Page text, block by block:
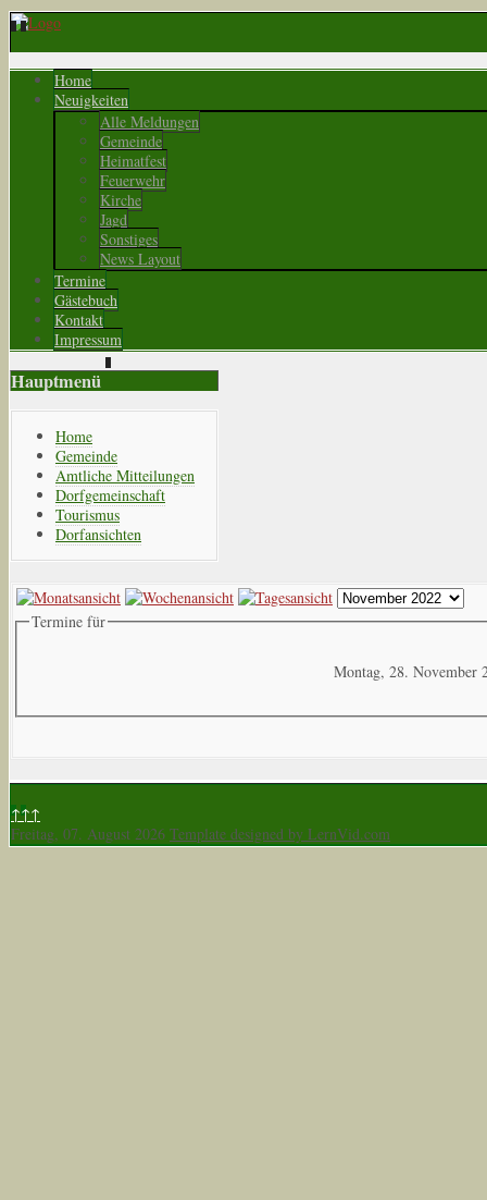
Home
Neuigkeiten
Alle Meldungen
Gemeinde
Heimatfest
Feuerwehr
Kirche
Jagd
Sonstiges
News Layout
Termine
Gästebuch
Kontakt
Impressum
Hauptmenü
Home
Gemeinde
Amtliche Mitteilungen
Dorfgemeinschaft
Tourismus
Dorfansichten
Termine für
Montag, 28. November
↑↑↑
Freitag, 07. August 2026 Template designed by LernVid.com